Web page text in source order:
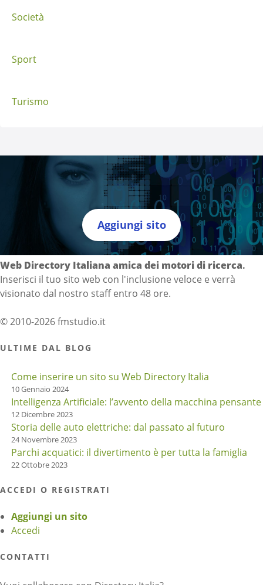
Società
Sport
Turismo
Aggiungi sito
Directory Italia
Web Directory Italiana amica dei motori di ricerca.
Inserisci il tuo sito web con l'inclusione veloce e verrà
visionato dal nostro staff entro 48 ore.
© 2010-2026 fmstudio.it
ULTIME DAL BLOG
Come inserire un sito su Web Directory Italia
10 Gennaio 2024
Intelligenza Artificiale: l’avvento della macchina pensante
12 Dicembre 2023
Storia delle auto elettriche: dal passato al futuro
24 Novembre 2023
Parchi acquatici: il divertimento è per tutta la famiglia
22 Ottobre 2023
ACCEDI O REGISTRATI
Aggiungi un sito
Accedi
CONTATTI